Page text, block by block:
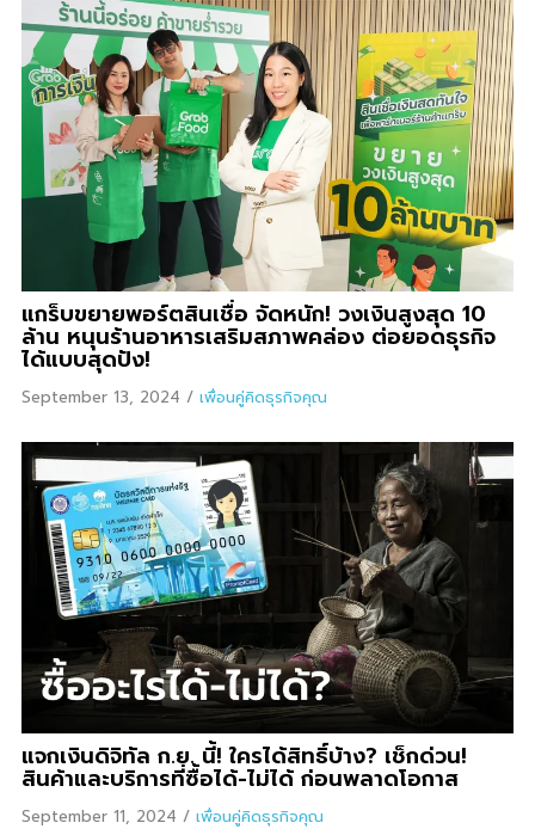
แกร็บขยายพอร์ตสินเชื่อ จัดหนัก! วงเงินสูงสุด 10
ล้าน หนุนร้านอาหารเสริมสภาพคล่อง ต่อยอดธุรกิจ
ได้แบบสุดปัง!
September 13, 2024 / เพื่อนคู่คิดธุรกิจคุณ
แจกเงินดิจิทัล ก.ย. นี้! ใครได้สิทธิ์บ้าง? เช็กด่วน!
สินค้าและบริการที่ซื้อได้-ไม่ได้ ก่อนพลาดโอกาส
September 11, 2024 / เพื่อนคู่คิดธุรกิจคุณ